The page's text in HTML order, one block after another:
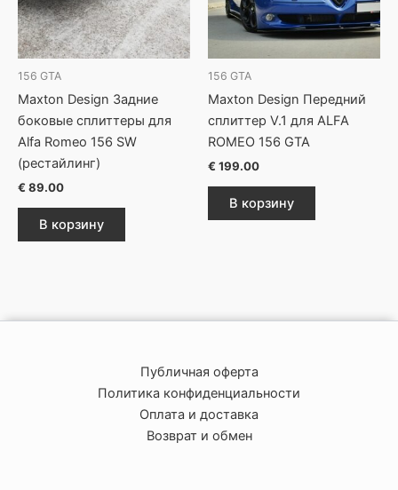
156 GTA
Maxton Design Задние
боковые сплиттеры для
Alfa Romeo 156 SW
(рестайлинг)
€ 89.00
В корзину
156 GTA
Maxton Design Передний
сплиттер V.1 для ALFA
ROMEO 156 GTA
€ 199.00
В корзину
Публичная оферта
Политика конфиденциальности
Оплата и доставка
Возврат и обмен